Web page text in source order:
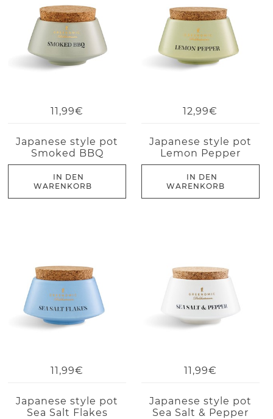
11,99€
Japanese style pot
Smoked BBQ
IN DEN
WARENKORB
12,99€
Japanese style pot
Lemon Pepper
IN DEN
WARENKORB
11,99€
Japanese style pot
Sea Salt Flakes
11,99€
Japanese style pot
Sea Salt & Pepper